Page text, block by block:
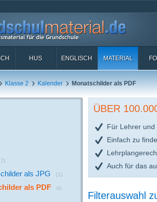
HUS ENGLISCH MATERIAL
Klasse 2 Kalender Monatschilder als PDF
als JPG (1)
als PDF (6)
ÜBER
Für Lehrer und
Einfach zu
Auch für das
Filterauswahl